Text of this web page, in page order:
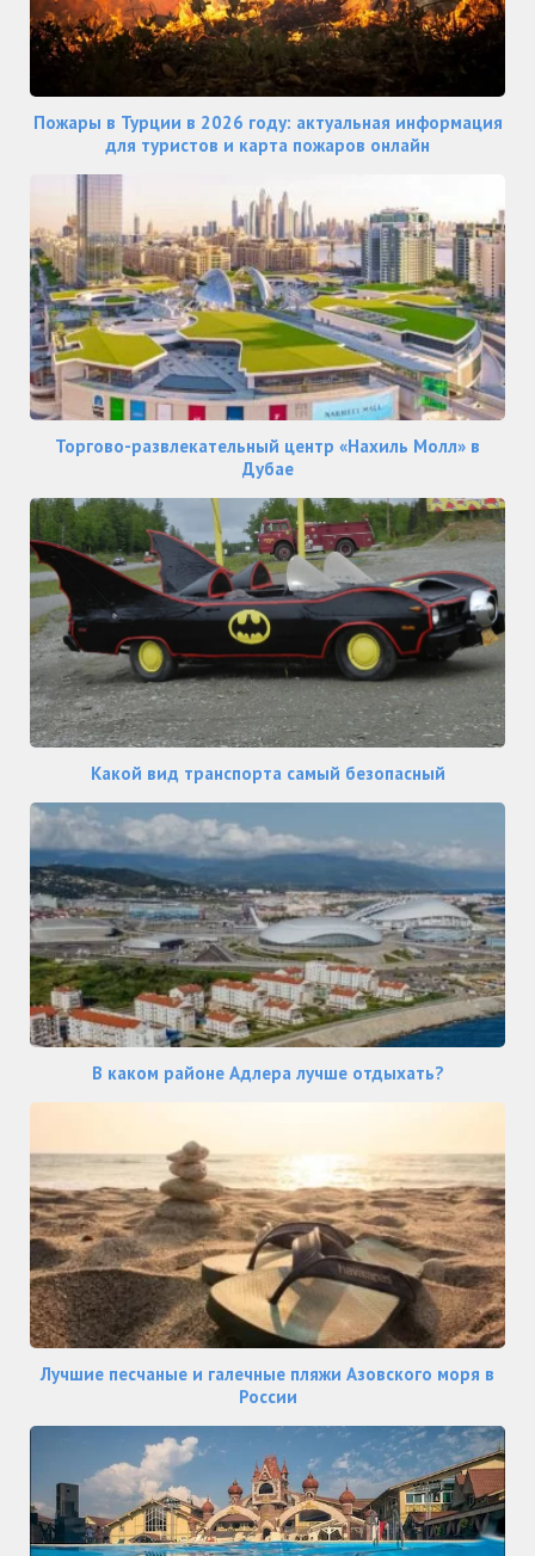
Пожары в Турции в 2026 году: актуальная информация
для туристов и карта пожаров онлайн
Торгово-развлекательный центр «Нахиль Молл» в
Дубае
Какой вид транспорта самый безопасный
В каком районе Адлера лучше отдыхать?
Лучшие песчаные и галечные пляжи Азовского моря в
России